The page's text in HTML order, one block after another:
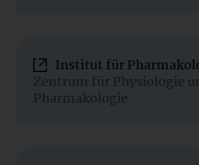
Institut für
Zentrum für Physiologie
Pharmakologie